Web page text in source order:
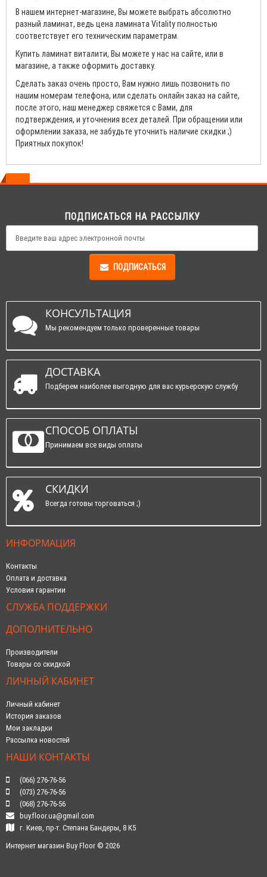
В нашем интернет-магазине, Вы можете выбрать абсолютно
разный ламинат, ведь цена ламината Vitality полностью
соответствует его техническим параметрам.
Купить ламинат виталити, Вы можете у нас на сайте, или в
магазине, а также оформить доставку.
Сделать заказ очень просто, Вам нужно лишь позвонить по
нашим номерам телефона, или сделать онлайн заказ на сайте,
после этого, наш менеджер свяжется с Вами, для
подтверждения, и уточнения всех деталей. При обращении или
оформлении заказа, не забудьте уточнить наличие скидки ;)
Приятных покупок!
ПОДПИСАТЬСЯ НА РАССЫЛКУ
ПОДПИСАТЬСЯ
КОНСУЛЬТАЦИЯ
Мы рекомендуем только проверенные товары
ДОСТАВКА
Подберем наиболее выгодную для вас курьерскую службу
СПОСОБ ОПЛАТЫ
Принимаем все виды оплаты
СКИДКИ
Всегда готовы торговаться ;)
ИНФОРМАЦИЯ
Контакты
Оплата и доставка
Условия гарантии
СЛУЖБА ПОДДЕРЖКИ
ДОПОЛНИТЕЛЬНО
Производители
Товары со скидкой
ЛИЧНЫЙ КАБИНЕТ
Личный кабинет
История заказов
Мои закладки
Рассылка новостей
НАШИ КОНТАКТЫ
(066) 276-76-56
(073) 276-76-56
(068) 276-76-56
buy.floor.ua@gmail.com
г. Киев, пр-т. Степана Бандеры, 8 К5
Интернет магазин Buy Floor © 2026